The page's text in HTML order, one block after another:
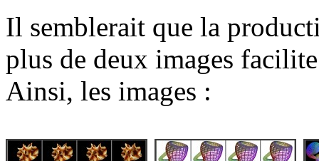
Il semblerait que la
plus de deux images
Ainsi, les images :